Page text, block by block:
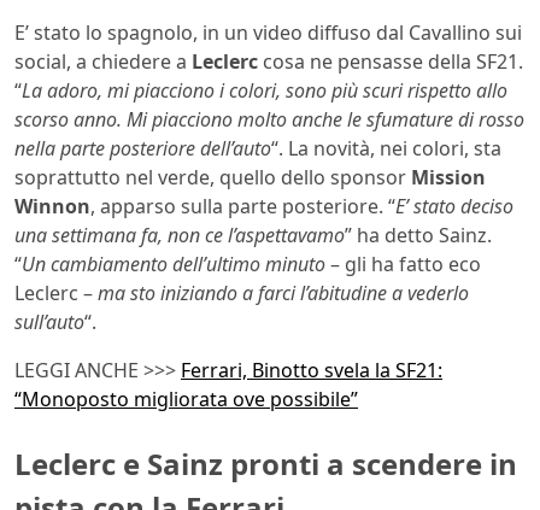
E’ stato lo spagnolo, in un video diffuso dal Cavallino sui
social, a chiedere a Leclerc cosa ne pensasse della SF21.
“La adoro, mi piacciono i colori, sono più scuri rispetto allo
scorso anno. Mi piacciono molto anche le sfumature di rosso
nella parte posteriore dell’auto“. La novità, nei colori, sta
soprattutto nel verde, quello dello sponsor Mission
Winnon, apparso sulla parte posteriore. “E’ stato deciso
una settimana fa, non ce l’aspettavamo” ha detto Sainz.
“Un cambiamento dell’ultimo minuto– gli ha fatto eco
Leclerc –ma sto iniziando a farci l’abitudine a vederlo
sull’auto“.
LEGGI ANCHE >>> Ferrari, Binotto svela la SF21:
“Monoposto migliorata ove possibile”
Leclerc e Sainz pronti a scendere in